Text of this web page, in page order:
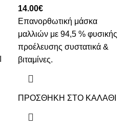
14.00€
Επανορθωτική μάσκα
μαλλιών με 94,5 % φυσικής
προέλευσης συστατικά &
βιταμίνες.
ΠΡΟΣΘΗΚΗ ΣΤΟ ΚΑΛΑΘΙ